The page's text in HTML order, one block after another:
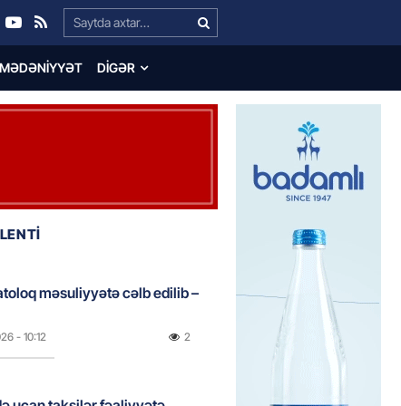
Search…
MƏDƏNIYYƏT DIGƏR
məsuliyyətə cəlb edilib –
- 10:12 2